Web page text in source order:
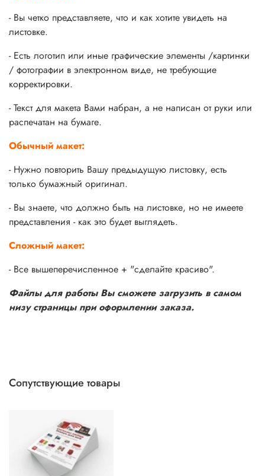
- Вы четко представляете, что и как хотите увидеть на
листовке.
- Есть логотип или иные графические элементы /картинки
/ фотографии в электронном виде, не требующие
корректировки.
- Текст для макета Вами набран, а не написан от руки или
распечатан на бумаге.
Обычный макет:
- Нужно повторить Вашу предыдущую листовку, есть
только бумажный оригинал.
- Вы знаете, что должно быть на листовке, но не имеете
представления - как это будет выглядеть.
Сложный макет:
- Все вышеперечисленное + "сделайте красиво".
Файлы для работы Вы сможете загрузить в самом
низу страницы при оформлении заказа.
Сопутствующие товары